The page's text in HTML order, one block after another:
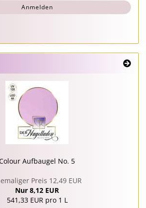
Anmelden
Aufbaugel No. 5
Preis 12,49 EUR
Nur 8,12 EUR
541,33 EUR pro 1 L